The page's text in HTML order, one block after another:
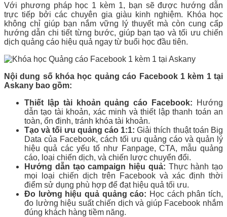
Với phương pháp học 1 kèm 1, bạn sẽ được hướng dẫn
trực tiếp bởi các chuyên gia giàu kinh nghiệm. Khóa học
không chỉ giúp bạn nắm vững lý thuyết mà còn cung cấp
hướng dẫn chi tiết từng bước, giúp bạn tạo và tối ưu chiến
dịch quảng cáo hiệu quả ngay từ buổi học đầu tiên.
Nội dung số khóa học quảng cáo Facebook 1 kèm 1 tại
Askany bao gồm:
Thiết lập tài khoản quảng cáo Facebook: Hướng
dẫn tạo tài khoản, xác minh và thiết lập thanh toán an
toàn, ổn định, tránh khóa tài khoản.
Tạo và tối ưu quảng cáo 1:1: Giải thích thuật toán Big
Data của Facebook, cách tối ưu quảng cáo và quản lý
hiệu quả các yếu tố như Fanpage, CTA, mẫu quảng
cáo, loại chiến dịch, và chiến lược chuyển đổi.
Hướng dẫn tạo campaign hiệu quả: Thực hành tạo
mọi loại chiến dịch trên Facebook và xác định thời
điểm sử dụng phù hợp để đạt hiệu quả tối ưu.
Đo lường hiệu quả quảng cáo: Học cách phân tích,
đo lường hiệu suất chiến dịch và giúp Facebook nhắm
đúng khách hàng tiềm năng.